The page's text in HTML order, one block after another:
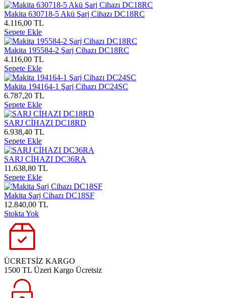
Makita 630718-5 Akü Şarj Cihazı DC18RC
4.116,00 TL
Sepete Ekle
Makita 195584-2 Şarj Cihazı DC18RC
4.116,00 TL
Sepete Ekle
Makita 194164-1 Şarj Cihazı DC24SC
6.787,20 TL
Sepete Ekle
SARJ CİHAZI DC18RD
6.938,40 TL
Sepete Ekle
SARJ CİHAZI DC36RA
11.638,80 TL
Sepete Ekle
Makita Şarj Cihazı DC18SF
12.840,00 TL
Stokta Yok
ÜCRETSİZ KARGO
1500 TL Üzeri Kargo Ücretsiz